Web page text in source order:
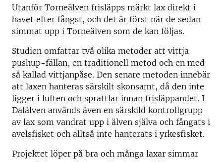
Utanför Torneälven frisläpps märkt lax direkt i
havet efter fångst, och det är först när de sedan
simmat upp i Torneälven som de kan följas.
Studien omfattar två olika metoder att vittja
pushup-fällan, en traditionell metod och en med
så kallad vittjanpåse. Den senare metoden innebär
att laxen hanteras särskilt skonsamt, då den inte
ligger i luften och sprattlar innan frisläppandet. I
Dalälven används även en särskild kontrollgrupp
av lax som vandrat upp i älven själva och fångats i
avelsfisket och alltså inte hanterats i yrkesfisket.
Projektet löper på bra och många laxar simmar